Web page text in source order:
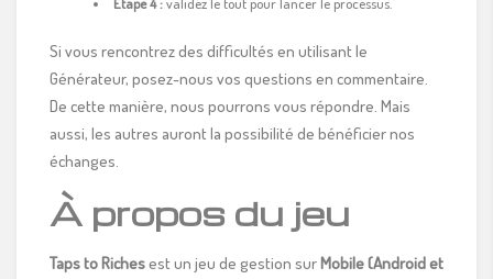
Étape 4 :validez le tout pour lancer le processus.
Si vous rencontrez des difficultés en utilisant le
Générateur, posez-nous vos questions en commentaire.
De cette manière, nous pourrons vous répondre. Mais
aussi, les autres auront la possibilité de bénéficier nos
échanges.
À propos du jeu
Taps to Richesest un jeu de gestion surMobile (Android et